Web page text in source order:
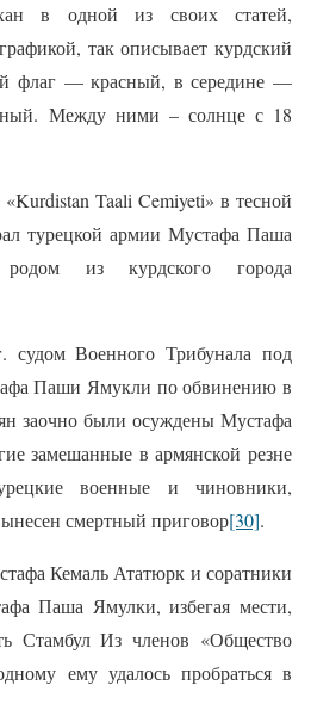
в одной из своих статей,
так описывает курдский
флаг — красный, в середине —
Между ними – солнце с 18
Taali Cemiyeti» в тесной
турецкой армии Мустафа Паша
из курдского города
судом Военного Трибунала под
Паши Ямукли по обвинению в
заочно были осуждены Мустафа
замешанные в армянской резне
военные и чиновники,
смертный приговор[30].
Кемаль Ататюрк и соратники
Паша Ямулки, избегая мести,
Стамбул Из членов «Общество
ему удалось пробраться в